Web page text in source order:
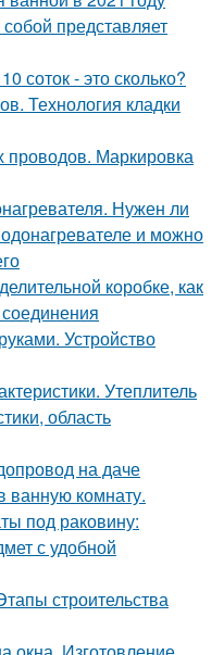
представляет
соток - это сколько?
Технология кладки
проводов. Маркировка
Нужен ли
и можно
коробке, как
Устройство
Утеплитель
область
на даче
ванную комнату.
под раковину:
с удобной
строительства